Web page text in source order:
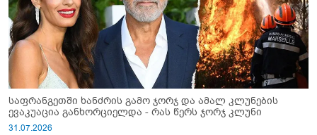
საფრანგეთში ხანძრის გამო ჯორჯ და ამალ კლუნების
ევაკუაცია განხორციელდა - რას წერს ჯორჯ კლუნი
31.07.2026